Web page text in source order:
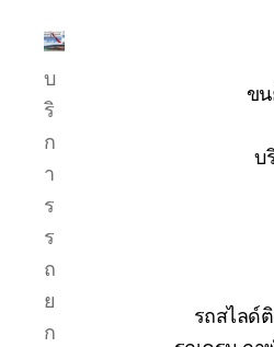
รถ
ยก
รถ
รถ
เฮี๊ยบ
รถ
ขนส่ง
เครื่องจักร
โทร
บ
ริ
ก
า
ร
ร
ถ
ย
ก
ข
บ
รถสไลด์